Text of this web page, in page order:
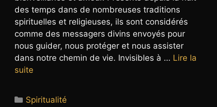
des temps dans de nombreuses traditions
spirituelles et religieuses, ils sont considérés
comme des messagers divins envoyés pour
nous guider, nous protéger et nous assister
dans notre chemin de vie. Invisibles à … Lire la
suite
Catégories
Spiritualité